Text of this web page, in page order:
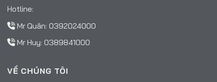
Hotline:
Mr Quân: 0392024000
Mr Huy: 0389841000
VỀ CHÚNG TÔI